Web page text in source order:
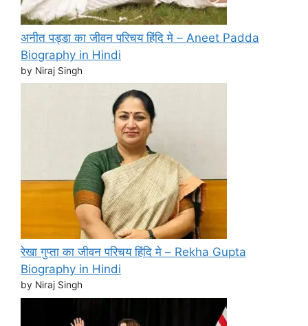
अनीत पड्डा का जीवन परिचय हिंदि मे – Aneet Padda
Biography in Hindi
by Niraj Singh
रेखा गुप्ता का जीवन परिचय हिंदि मे – Rekha Gupta
Biography in Hindi
by Niraj Singh